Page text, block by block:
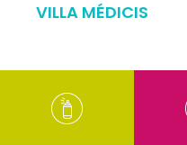
VILLA MÉDICIS